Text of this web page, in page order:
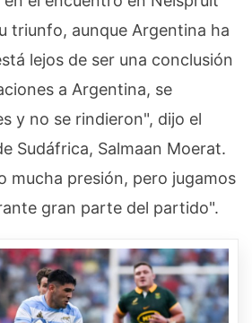
triunfo, aunque Argentina ha
lejos de ser una conclusión
a Argentina, se
y no se rindieron", dijo el
Sudáfrica, Salmaan Moerat.
mucha presión, pero jugamos
gran parte del partido".